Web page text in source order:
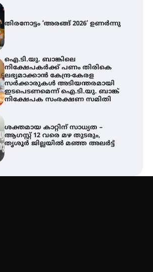
നിക്ഷേപകർക്ക് പണം തിരികെ
ലഭ്യമാക്കാൻ കേന്ദ്ര-കേരള
സർക്കാരുകൾ അടിയന്തരമായി
ഇടപെടണമെന്ന് ഐ.ടി.യു. ബാങ്ക്
നിക്ഷേപക സംരക്ഷണ സമിതി
ശക്തമായ കാറ്റിന് സാധ്യത –
ആഗസ്റ്റ് 12 വരെ മഴ തുടരും,
തൃശൂർ ജില്ലയിൽ മഞ്ഞ അലർട്ട്
അരങ്ങ് 2026-ന്
സാംസ്കാരികപ്പൊലിമയോടെ
സമാപനം